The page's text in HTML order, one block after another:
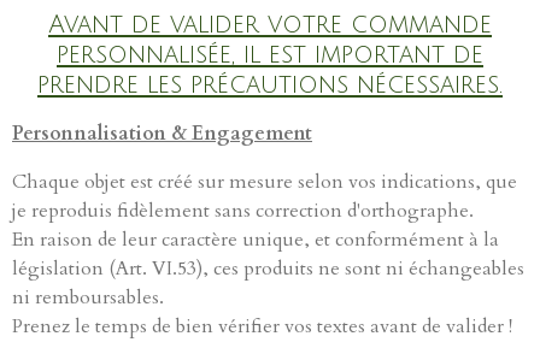
Avant de valider votre commande
personnalisée, il est important de
prendre les précautions nécessaires.
Personnalisation & Engagement
Chaque objet est créé sur mesure selon vos indications, que
je reproduis fidèlement sans correction d'orthographe.
En raison de leur caractère unique, et conformément à la
législation (Art. VI.53), ces produits ne sont ni échangeables
ni remboursables.
Prenez le temps de bien vérifier vos textes avant de valider !